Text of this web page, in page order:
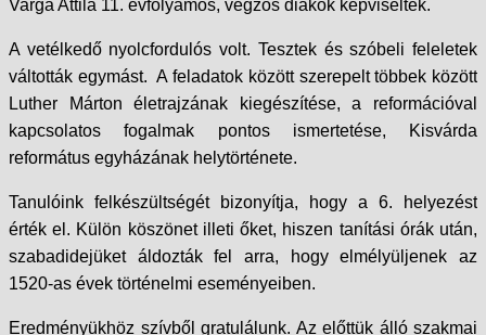
Varga Attila 11. évfolyamos, végzős diákok képviselték.
A vetélkedő nyolcfordulós volt. Tesztek és szóbeli feleletek
váltották egymást. A feladatok között szerepelt többek között
Luther Márton életrajzának kiegészítése, a reformációval
kapcsolatos fogalmak pontos ismertetése, Kisvárda
református egyházának helytörténete.
Tanulóink felkészültségét bizonyítja, hogy a 6. helyezést
érték el. Külön köszönet illeti őket, hiszen tanítási órák után,
szabadidejüket áldozták fel arra, hogy elmélyüljenek az
1520-as évek történelmi eseményeiben.
Eredményükhöz szívből gratulálunk. Az előttük álló szakmai